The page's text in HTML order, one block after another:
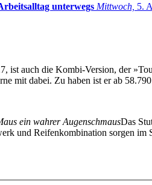
unterwegs Mittwoch, 5.
ist auch die Kombi-Version, der
mit dabei. Zu haben ist er ab
ein wahrer AugenschmausDas
und Reifenkombination sorgen